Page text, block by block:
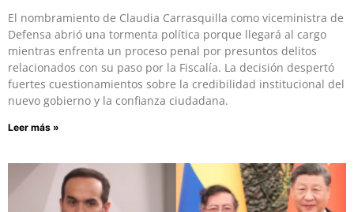
El nombramiento de Claudia Carrasquilla como viceministra de
Defensa abrió una tormenta política porque llegará al cargo
mientras enfrenta un proceso penal por presuntos delitos
relacionados con su paso por la Fiscalía. La decisión despertó
fuertes cuestionamientos sobre la credibilidad institucional del
nuevo gobierno y la confianza ciudadana.
Leer más »